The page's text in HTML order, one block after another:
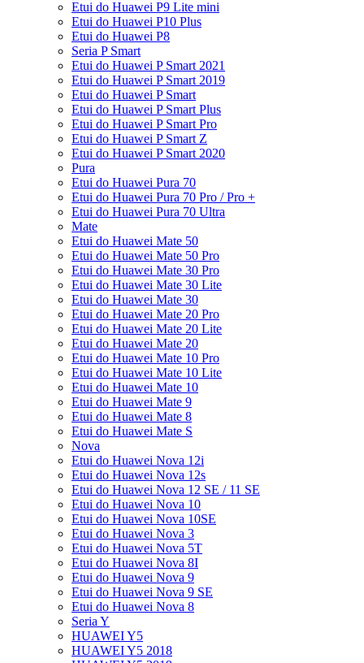
Etui do Huawei P9 Lite mini
Etui do Huawei P10 Plus
Etui do Huawei P8
Seria P Smart
Etui do Huawei P Smart 2021
Etui do Huawei P Smart 2019
Etui do Huawei P Smart
Etui do Huawei P Smart Plus
Etui do Huawei P Smart Pro
Etui do Huawei P Smart Z
Etui do Huawei P Smart 2020
Pura
Etui do Huawei Pura 70
Etui do Huawei Pura 70 Pro / Pro +
Etui do Huawei Pura 70 Ultra
Mate
Etui do Huawei Mate 50
Etui do Huawei Mate 50 Pro
Etui do Huawei Mate 30 Pro
Etui do Huawei Mate 30 Lite
Etui do Huawei Mate 30
Etui do Huawei Mate 20 Pro
Etui do Huawei Mate 20 Lite
Etui do Huawei Mate 20
Etui do Huawei Mate 10 Pro
Etui do Huawei Mate 10 Lite
Etui do Huawei Mate 10
Etui do Huawei Mate 9
Etui do Huawei Mate 8
Etui do Huawei Mate S
Nova
Etui do Huawei Nova 12i
Etui do Huawei Nova 12s
Etui do Huawei Nova 12 SE / 11 SE
Etui do Huawei Nova 10
Etui do Huawei Nova 10SE
Etui do Huawei Nova 3
Etui do Huawei Nova 5T
Etui do Huawei Nova 8I
Etui do Huawei Nova 9
Etui do Huawei Nova 9 SE
Etui do Huawei Nova 8
Seria Y
HUAWEI Y5
HUAWEI Y5 2018